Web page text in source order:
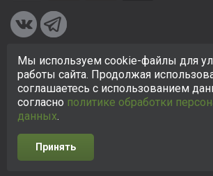
© 2005-2026 ООО «КСК». Сайтhttps://
исключительно в информационных целях
на сайте не является публичной офертой.
отношении персональных данных
Разработка сайта
Мы используем cookie-файлы для
работы сайта. Продолжая
соглашаетесь с использованием
согласно политике обработки
данных.
Принять